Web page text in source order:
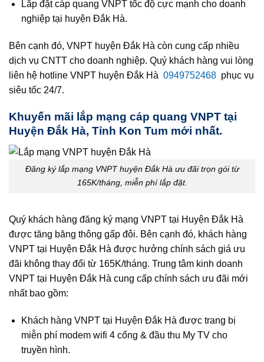
Lắp đặt cáp quang VNPT tốc độ cực mạnh cho doanh
nghiệp tại huyện Đắk Hà.
Bên cạnh đó, VNPT huyện Đắk Hà còn cung cấp nhiều
dịch vụ CNTT cho doanh nghiệp. Quý khách hàng vui lòng
liên hệ hotline VNPT huyện Đắk Hà 0949752468 phục vụ
siêu tốc 24/7.
Khuyến mãi lắp mạng cáp quang VNPT tại
Huyện Đắk Hà, Tỉnh Kon Tum mới nhất.
Đăng ký lắp mạng VNPT huyện Đắk Hà ưu đãi trọn gói từ
165K/tháng, miễn phí lắp đặt.
Quý khách hàng đăng ký mạng VNPT tại Huyện Đắk Hà
được tăng băng thông gấp đôi. Bên cạnh đó, khách hàng
VNPT tại Huyện Đắk Hà được hưởng chính sách giá ưu
đãi không thay đổi từ 165K/tháng. Trung tâm kinh doanh
VNPT tại Huyện Đắk Hà cung cấp chính sách ưu đãi mới
nhất bao gồm:
Khách hàng VNPT tại Huyện Đắk Hà được trang bị
miễn phí modem wifi 4 cổng & đầu thu My TV cho
truyền hình.